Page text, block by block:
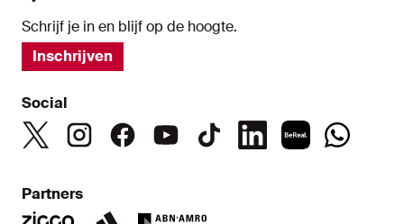
Schrijf je in en blijf op de hoogte.
Inschrijven
Social
Partners